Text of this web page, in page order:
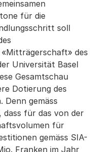
für die
soll
des
Universität Basel
Gesamtschau
Dotierung des
Denn gemäss
für das von der
für
gemäss SIA-
Franken im Jahr